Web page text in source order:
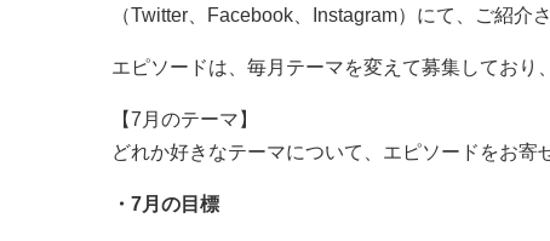
（Twitter、Facebook、Instagram）にて、ご紹介
エピソードは、毎月テーマを変えて募集しており
【7月のテーマ】
どれか好きなテーマについて、エピソードをお寄
・7月の目標